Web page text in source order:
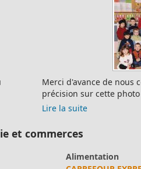
toutes erreurs ou
formulaire...